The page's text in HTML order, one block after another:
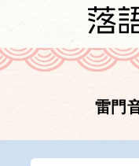
雷門